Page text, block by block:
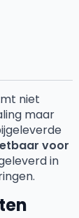
niet
maar
voor
in